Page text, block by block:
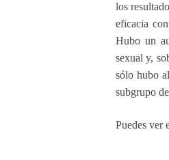
los
eficacia
Hubo un
sexual y,
sólo hubo
subgrupo
Puedes ver